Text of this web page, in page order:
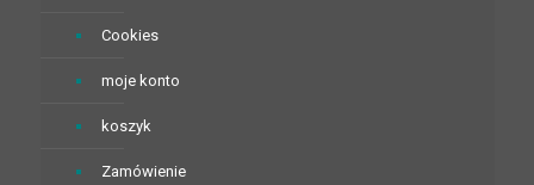
Cookies
moje konto
koszyk
Zamówienie